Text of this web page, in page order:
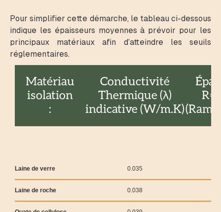
Pour simplifier cette démarche, le tableau ci-dessous
indique les épaisseurs moyennes à prévoir pour les
principaux matériaux afin d’atteindre les seuils
réglementaires.
Matériau
isolation
:
Laine de verre
Laine de roche
Conductivité
Thermique (λ)
indicative (W/m.K)
0.035
0.038